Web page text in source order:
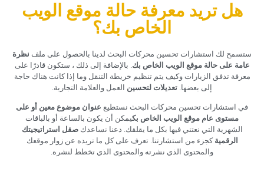
هل تريد معرفة حالة موقع الويب
الخاص بك؟
ستسمح لك استشارات تحسين محركات البحث لدينا بالحصول على ملف نظرة
عامة على حالة موقع الويب الخاص بك . بالإضافة إلى ذلك ، ستكون قادرًا على
معرفة تدفق الزيارات وكيف يتم تنظيم خريطة التنقل وما إذا كانت هناك حاجة
إلى بعضها. تعديلات لتحسين العمل والعلامة التجارية.
في استشارات تحسين محركات البحث نستطيع عنوان موضوع معين أو على
مستوى عام موقع الويب الخاص بكيمكن أن يكون بالساعة أو بالباقات
الشهرية التي نعتني فيها بكل ما يقلقك. دعنا نساعدكصقل استراتيجيتك
الرقمية كجزء من استشارتنا. تعرف على كل ما تريده عن زوار موقعك
والمحتوى الذي نشرته والمحتوى الذي تخطط لنشره.